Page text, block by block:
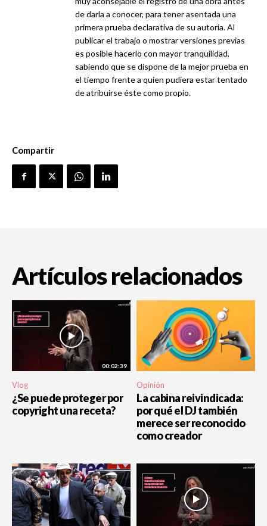
de darla a conocer, para tener asentada una
primera prueba declarativa de su autoría. Al
publicar el trabajo o mostrar versiones previas
es posible hacerlo con mayor tranquilidad,
sabiendo que se dispone de la mejor prueba en
el tiempo frente a quien pudiera estar tentado
de atribuirse éste como propio.
Compartir
Artículos relacionados
00:02:39
Vlog
¿Se puede proteger por
copyright una receta?
Opinión
La cabina reivindicada:
por qué el DJ también
merece ser reconocido
como creador